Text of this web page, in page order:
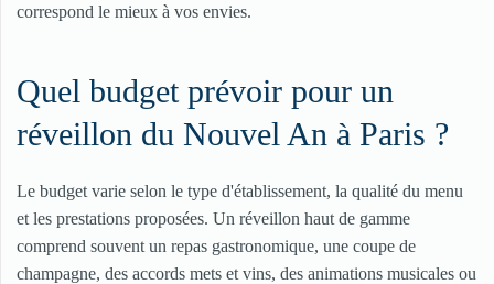
correspond le mieux à vos envies.
Quel budget prévoir pour un
réveillon du Nouvel An à Paris ?
Le budget varie selon le type d'établissement, la qualité du menu
et les prestations proposées. Un réveillon haut de gamme
comprend souvent un repas gastronomique, une coupe de
champagne, des accords mets et vins, des animations musicales ou